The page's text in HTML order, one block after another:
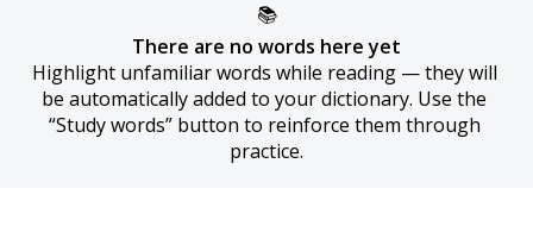
📚
There are no words here yet
Highlight unfamiliar words while reading — they will
be automatically added to your dictionary. Use the
“Study words” button to reinforce them through
practice.